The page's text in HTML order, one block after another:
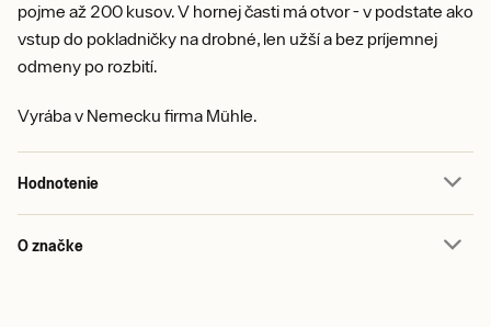
pojme až 200 kusov. V hornej časti má otvor - v podstate ako
vstup do pokladničky na drobné, len užší a bez príjemnej
odmeny po rozbití.
Vyrába v Nemecku firma Mühle.
Hodnotenie
O značke